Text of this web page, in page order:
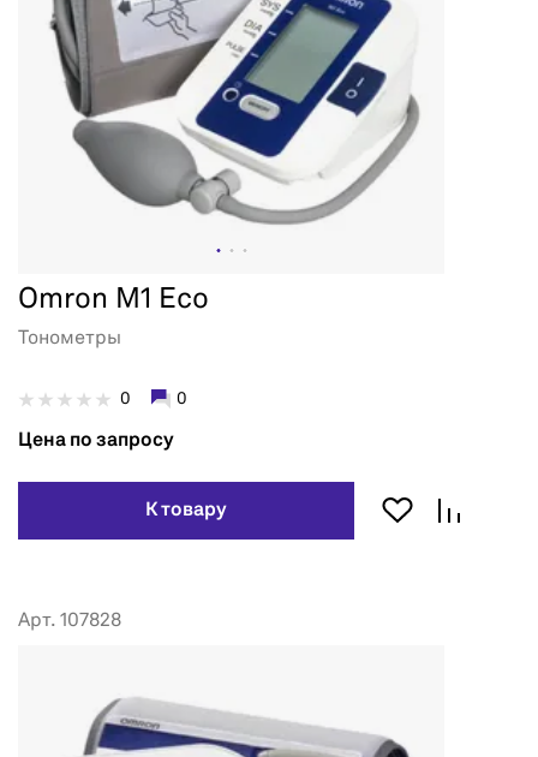
Omron M1 Eco
Тонометры
0 0
Цена по запросу
К товару
Арт. 107828